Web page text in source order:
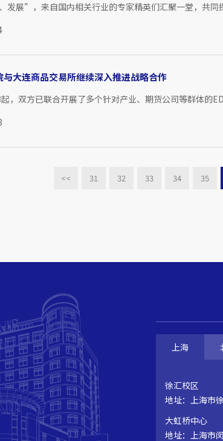
发展”，来自国内相关行业的专家精英们汇聚一堂，共同
大连商品交易所继续深入推进战略合作
，双方已联合开展了多个针对产业、期货公司等群体的
<< 31 32 33 34 35
上海
徐汇校区
地址：上海市
大虹桥中心
地址：上海市